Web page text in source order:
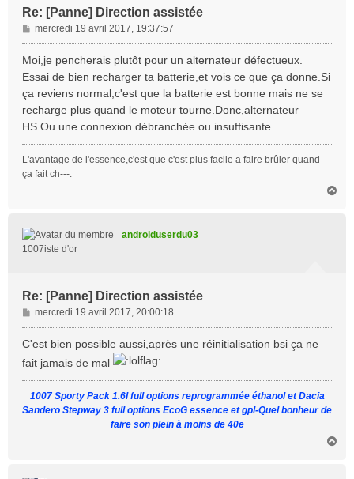
Re: [Panne] Direction assistée
M
e
s
g
e
mercredi 19 avril 2017, 19:37:57
Moi,je pencherais plutôt pour un alternateur défectueux.
Essai de bien recharger ta batterie,et vois ce que ça donne.Si
ça reviens normal,c'est que la batterie est bonne mais ne se
recharge plus quand le moteur tourne.Donc,alternateur
HS.Ou une connexion débranchée ou insuffisante.
L'avantage de l'essence,c'est que c'est plus facile a faire brûler quand
ça fait ch---.
androiduserdu03
1007iste d'or
Re: [Panne] Direction assistée
M
e
s
a
g
e
mercredi 19 avril 2017, 20:00:18
C'est bien possible aussi,après une réinitialisation bsi ça ne
fait jamais de mal
1007 Sporty Pack 1.6l full options reprogrammée éthanol et Dacia
Sandero Stepway 3 full options EcoG essence et gpl-Quel bonheur de
faire son plein à moins de 40e